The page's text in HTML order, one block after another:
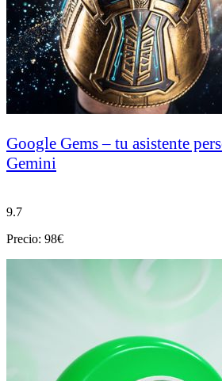
Google Gems – tu asistente
Gemini
9.7
Precio: 98€